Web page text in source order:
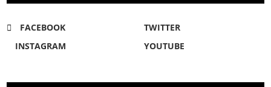
FACEBOOK
TWITTER
INSTAGRAM
YOUTUBE